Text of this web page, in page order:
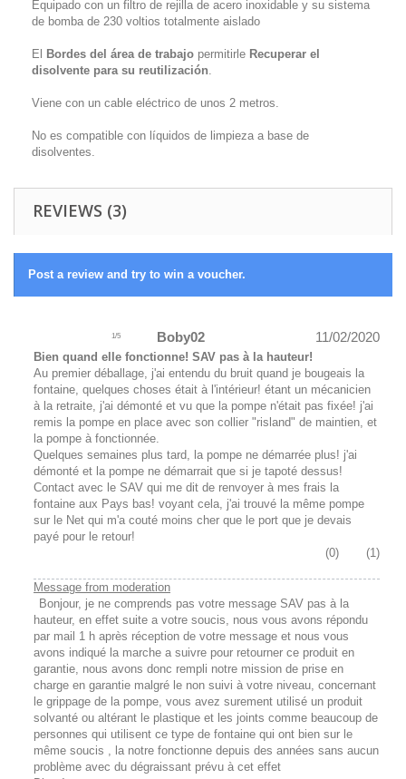
Equipado con un filtro de rejilla de acero inoxidable y su sistema
de bomba de 230 voltios totalmente aislado
El Bordes del área de trabajo permitirle Recuperar el
disolvente para su reutilización.
Viene con un cable eléctrico de unos 2 metros.
No es compatible con líquidos de limpieza a base de
disolventes.
REVIEWS (3)
Post a review and try to win a voucher.
1/5 11/02/2020
Boby02
Bien quand elle fonctionne! SAV pas à la hauteur!
Au premier déballage, j'ai entendu du bruit quand je bougeais la
fontaine, quelques choses était à l'intérieur! étant un mécanicien
à la retraite, j'ai démonté et vu que la pompe n'était pas fixée! j'ai
remis la pompe en place avec son collier "risland" de maintien, et
la pompe à fonctionnée.
Quelques semaines plus tard, la pompe ne démarrée plus! j'ai
démonté et la pompe ne démarrait que si je tapoté dessus!
Contact avec le SAV qui me dit de renvoyer à mes frais la
fontaine aux Pays bas! voyant cela, j'ai trouvé la même pompe
sur le Net qui m'a couté moins cher que le port que je devais
payé pour le retour!
(1)
(0)
Message from moderation
Bonjour, je ne comprends pas votre message SAV pas à la
hauteur, en effet suite a votre soucis, nous vous avons répondu
par mail 1 h après réception de votre message et nous vous
avons indiqué la marche a suivre pour retourner ce produit en
garantie, nous avons donc rempli notre mission de prise en
charge en garantie malgré le non suivi à votre niveau, concernant
le grippage de la pompe, vous avez surement utilisé un produit
solvanté ou altérant le plastique et les joints comme beaucoup de
personnes qui utilisent ce type de fontaine qui ont bien sur le
même soucis , la notre fonctionne depuis des années sans aucun
problème avec du dégraissant prévu à cet effet